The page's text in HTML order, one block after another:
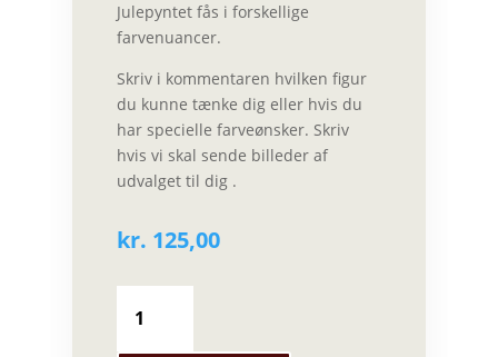
Julepyntet fås i forskellige
farvenuancer.
Skriv i kommentaren hvilken figur
du kunne tænke dig eller hvis du
har specielle farveønsker. Skriv
hvis vi skal sende billeder af
udvalget til dig .
kr. 125,00
EDELBO
-